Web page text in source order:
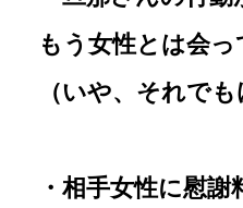
もう女性とは会
（いや、それで
・相手女性に慰